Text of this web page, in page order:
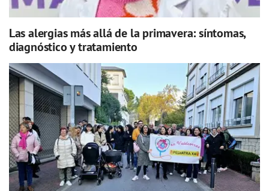
Las alergias más allá de la primavera: síntomas,
diagnóstico y tratamiento